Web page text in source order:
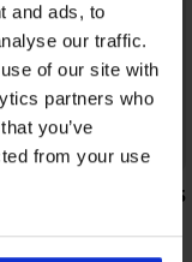
and ads, to
our traffic.
of our site with
partners who
you’ve
from your use
5